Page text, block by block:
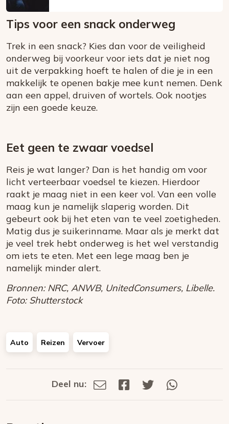
Tips voor een snack onderweg
Trek in een snack? Kies dan voor de veiligheid
onderweg bij voorkeur voor iets dat je niet nog
uit de verpakking hoeft te halen of die je in een
makkelijk te openen bakje mee kunt nemen. Denk
aan een appel, druiven of wortels. Ook nootjes
zijn een goede keuze.
Eet geen te zwaar voedsel
Reis je wat langer? Dan is het handig om voor
licht verteerbaar voedsel te kiezen. Hierdoor
raakt je maag niet in een keer vol. Van een volle
maag kun je namelijk slaperig worden. Dit
gebeurt ook bij het eten van te veel zoetigheden.
Matig dus je suikerinname. Maar als je merkt dat
je veel trek hebt onderweg is het wel verstandig
om iets te eten. Met een lege maag ben je
namelijk minder alert.
Bronnen: NRC, ANWB, UnitedConsumers, Libelle.
Foto: Shutterstock
Auto Reizen Vervoer
Deel
Deel nu:
Deel
Deel
Deel